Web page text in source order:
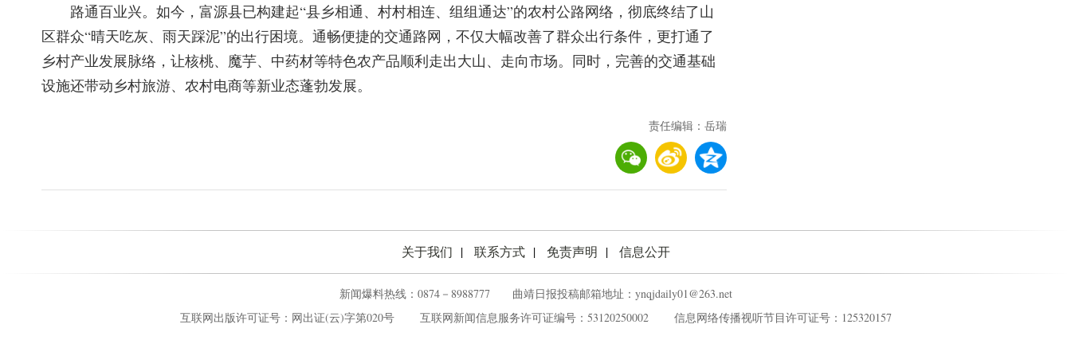
路通百业兴。如今，富源县已构建起“县乡相通、村村相连、组组通达”的农村公路网络，彻底终结了山
区群众“晴天吃灰、雨天踩泥”的出行困境。通畅便捷的交通路网，不仅大幅改善了群众出行条件，更打通了
乡村产业发展脉络，让核桃、魔芋、中药材等特色农产品顺利走出大山、走向市场。同时，完善的交通基础
设施还带动乡村旅游、农村电商等新业态蓬勃发展。
责任编辑：岳瑞
关于我们 联系方式 免责声明 信息公开
新闻爆料热线：0874－8988777 ‌‌ ‌曲靖日报投稿邮箱地址：ynqjdaily01@263.net
互联网出版许可证号：网出证(云)字第020号‌ ‌‌ ‌ 互联网新闻信息服务许可证编号：53120250002‌ ‌‌ ‌ 信息网络传播视听节目许可证号：125320157